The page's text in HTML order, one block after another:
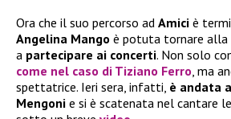
Ora che il suo percorso ad Amici è
Angelina Mango è potuta tornare alla
a partecipare ai concerti. Non solo
come nel caso di Tiziano Ferro, ma
spettatrice. Ieri sera, infatti, è andata
Mengoni e si è scatenata nel cantare